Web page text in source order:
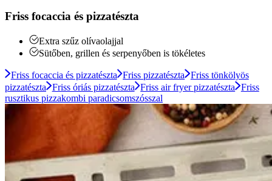
Friss focaccia és pizzatészta
Extra szűz olívaolajjal
Sütőben, grillen és serpenyőben is tökéletes
Friss focaccia és pizzatészta Friss pizzatészta Friss tönkölyös
pizzatészta
Friss óriás pizzatészta Friss air fryer pizzatészta Friss
rusztikus pizzakombi paradicsomszósszal